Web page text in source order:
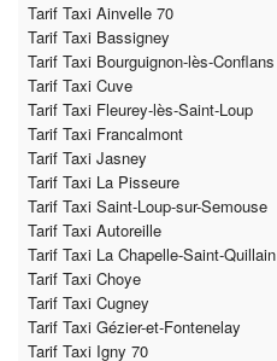
Tarif Taxi Ainvelle 70
Tarif Taxi Bassigney
Tarif Taxi Bourguignon-lès-Conflans
Tarif Taxi Cuve
Tarif Taxi Fleurey-lès-Saint-Loup
Tarif Taxi Francalmont
Tarif Taxi Jasney
Tarif Taxi La Pisseure
Tarif Taxi Saint-Loup-sur-Semouse
Tarif Taxi Autoreille
Tarif Taxi La Chapelle-Saint-Quillain
Tarif Taxi Choye
Tarif Taxi Cugney
Tarif Taxi Gézier-et-Fontenelay
Tarif Taxi Igny 70